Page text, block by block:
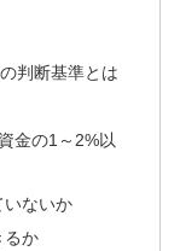
判断基準とは
金の1～2%以
いないか
るか